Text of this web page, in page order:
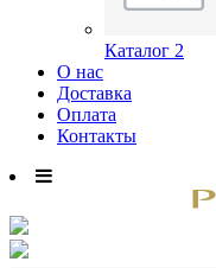
Каталог 2
О нас
Доставка
Оплата
Контакты